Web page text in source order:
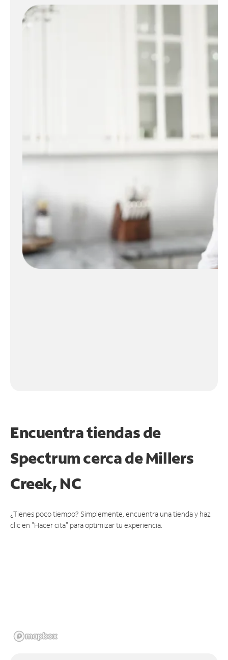
Encuentra tiendas de
Spectrum cerca deMillers
Creek, NC
¿Tienes poco tiempo? Simplemente, encuentra una tienda y haz
clic en "Hacer cita" para optimizar tu experiencia.